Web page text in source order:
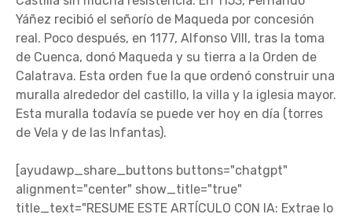
Yáñez recibió el señorío de Maqueda por concesión
real. Poco después, en 1177, Alfonso VIII, tras la toma
de Cuenca, donó Maqueda y su tierra a la Orden de
Calatrava. Esta orden fue la que ordenó construir una
muralla alrededor del castillo, la villa y la iglesia mayor.
Esta muralla todavía se puede ver hoy en día (torres
de Vela y de las Infantas).
[ayudawp_share_buttons buttons="chatgpt"
alignment="center" show_title="true"
title_text="RESUME ESTE ARTÍCULO CON IA: Extrae lo